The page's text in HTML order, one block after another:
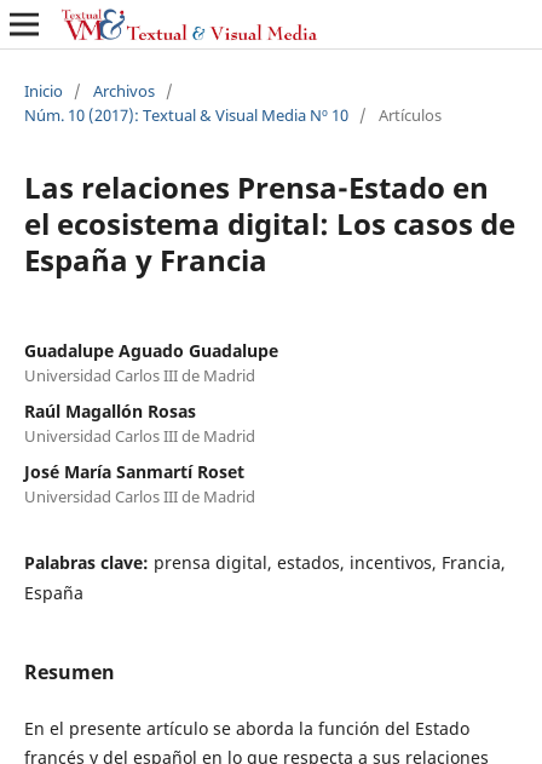
Inicio / Archivos /
Núm. 10 (2017): Textual & Visual Media Nº 10 / Artículos
Las relaciones Prensa-Estado en
el ecosistema digital: Los casos de
España y Francia
Guadalupe Aguado Guadalupe
Universidad Carlos III de Madrid
Raúl Magallón Rosas
Universidad Carlos III de Madrid
José María Sanmartí Roset
Universidad Carlos III de Madrid
Palabras clave: prensa digital, estados, incentivos, Francia,
España
Resumen
En el presente artículo se aborda la función del Estado
francés y del español en lo que respecta a sus relaciones